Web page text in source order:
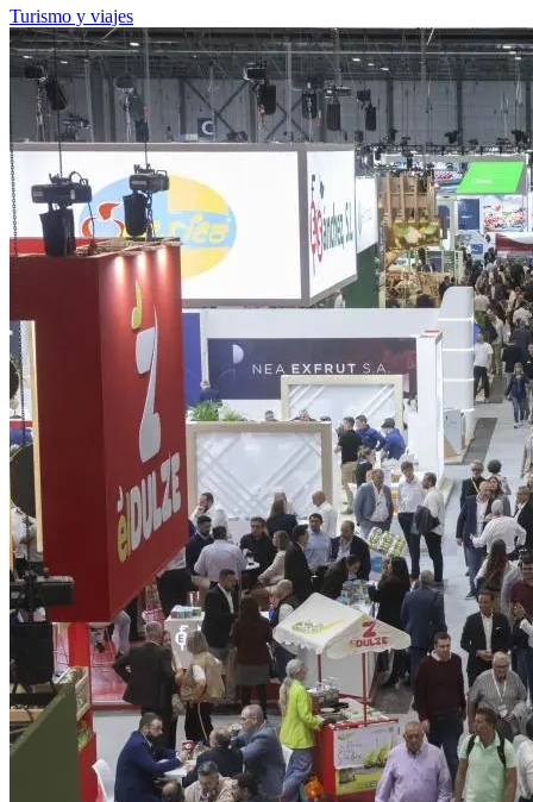
Turismo y viajes